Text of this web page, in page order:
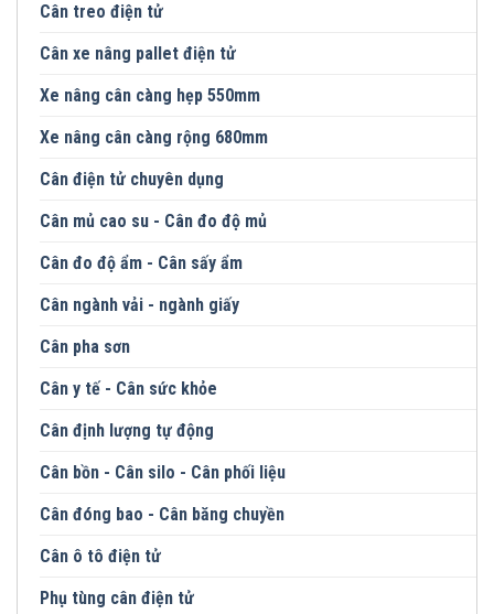
Cân treo điện tử
Cân xe nâng pallet điện tử
Xe nâng cân càng hẹp 550mm
Xe nâng cân càng rộng 680mm
Cân điện tử chuyên dụng
Cân mủ cao su - Cân đo độ mủ
Cân đo độ ẩm - Cân sấy ẩm
Cân ngành vải - ngành giấy
Cân pha sơn
Cân y tế - Cân sức khỏe
Cân định lượng tự động
Cân bồn - Cân silo - Cân phối liệu
Cân đóng bao - Cân băng chuyền
Cân ô tô điện tử
Phụ tùng cân điện tử